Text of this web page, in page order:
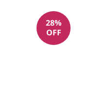
28%
OFF